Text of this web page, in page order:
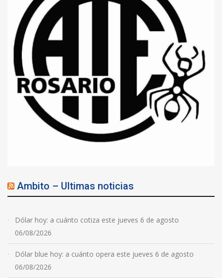
Ambito – Ultimas noticias
Dólar hoy: a cuánto cotiza este jueves 6 de agosto
06/08/2026
Dólar blue hoy: a cuánto opera este jueves 6 de agosto
06/08/2026